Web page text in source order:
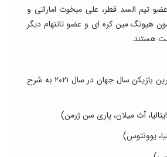
تیم السد قطر، علی مبخوت اماراتی و
هیونگ مین کره ای و عضو تاتنهام دیگر
هستند.
فهرست نامزدهای برترین بازیکن سال جهان در سال ۲۰۲۱ به شرح
آث میلان، پاری سن ژرمن)
یوونتوس)